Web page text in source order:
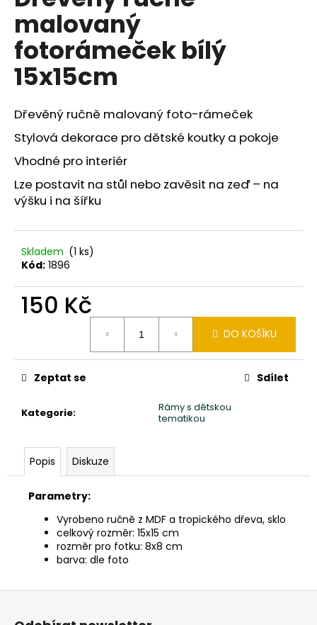
5
hvězdiček.
malovaný
fotorámeček bílý
15x15cm
Dřevěný ručně malovaný foto-rámeček
Stylová dekorace pro dětské koutky a pokoje
Vhodné pro interiér
Lze postavit na stůl nebo zavěsit na zeď – na
výšku i na šířku
Skladem (1 ks)
Kód: 1896
150 Kč
DO KOŠÍKU
Kategorie:
Rámy s dětskou
tematikou
Zeptat se Sdílet
Popis Diskuze
Parametry:
Vyrobeno ručně z MDF a tropického dřeva, sklo
celkový rozměr: 15x15 cm
rozměr pro fotku: 8x8 cm
barva: dle foto
a
j
í
t
?
HLEDAT
D
p
o
r
u
e
m
MOAI
VELIKONOČNÍ
OSTROVY
PATINA
Z